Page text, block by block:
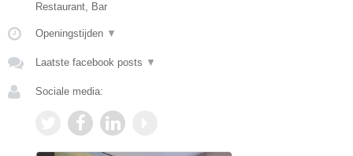
Restaurant, Bar
Openingstijden ▼
Laatste facebook posts ▼
Sociale media: